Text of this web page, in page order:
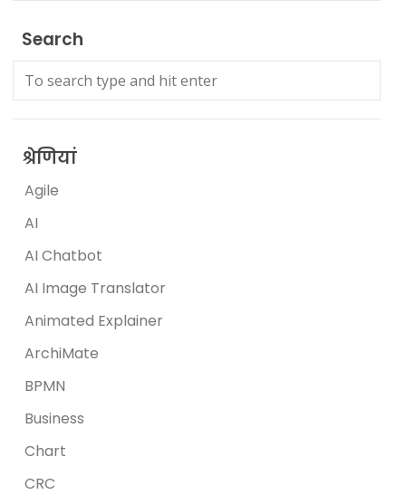
Search
श्रेणियां
Agile
AI
AI Chatbot
AI Image Translator
Animated Explainer
ArchiMate
BPMN
Business
Chart
CRC